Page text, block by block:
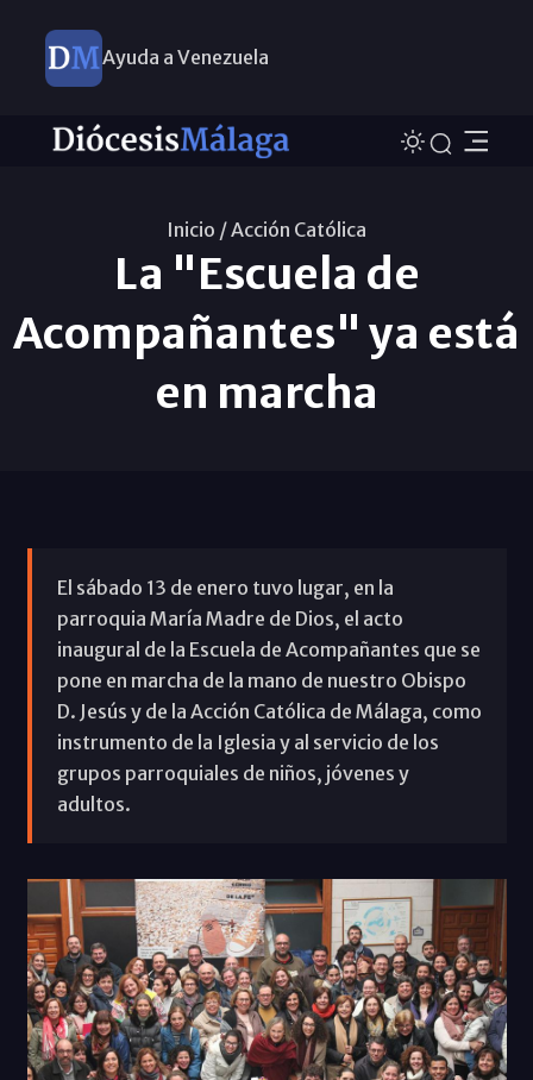
Ayuda a Venezuela
Inicio /Acción Católica
La "Escuela de
Acompañantes" ya está
en marcha
El sábado 13 de enero tuvo lugar, en la
parroquia María Madre de Dios, el acto
inaugural de la Escuela de Acompañantes que se
pone en marcha de la mano de nuestro Obispo
D. Jesús y de la Acción Católica de Málaga, como
instrumento de la Iglesia y al servicio de los
grupos parroquiales de niños, jóvenes y
adultos.